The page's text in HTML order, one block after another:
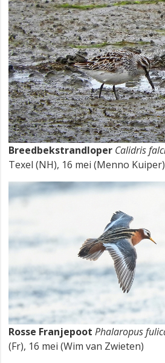
Breedbekstrandloper Calidris
Texel (NH), 16 mei (Menno Kuiper)
Rosse Franjepoot Phalaropus
(Fr), 16 mei (Wim van Zwieten)